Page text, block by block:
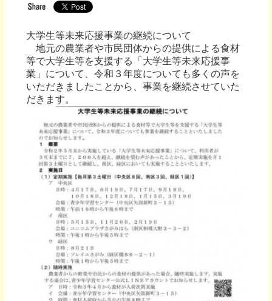
大学生等未来応援事業の継続について
地元の農業者や市民団体からの提供による食材
等で大学生等を支援する「大学生等未来応援事
業」について、令和３年度についても多くの声を
いただきましたことから、事業を継続させていた
だきます。